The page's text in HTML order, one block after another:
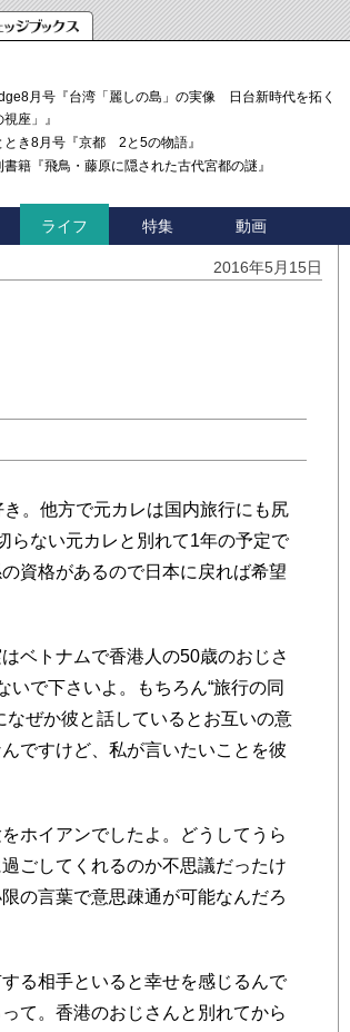
月号『台湾「麗しの島」の実像 日台新時代を拓く「3
座」』
とき8月号『京都 2と5の物語』
書籍『飛鳥・藤原に隠された古代宮都の謎』
ライフ 特集 動画
2016年5月15日
。他方で元カレは国内旅行にも尻
らない元カレと別れて1年の予定で
資格があるので日本に戻れば希望
ベトナムで香港人の50歳のおじさ
で下さいよ。もちろん“旅行の同
ぜか彼と話しているとお互いの意
ですけど、私が言いたいことを彼
ホイアンでしたよ。どうしてうら
ごしてくれるのか不思議だったけ
の言葉で意思疎通が可能なんだろ
る相手といると幸せを感じるんで
て。香港のおじさんと別れてから